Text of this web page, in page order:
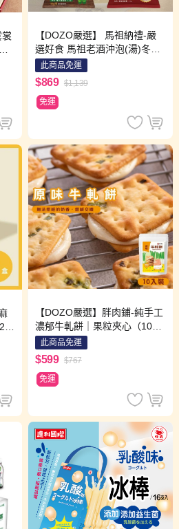
裳
【DOZO嚴選】 馬祖納禮-嚴
選好食 馬祖老酒沖泡(湯)冬粉
12包 / 組 (口味: 香菇肉燥x3包
+麻油薑x3包+剝皮辣椒雞x3包
+瑞穗柚香3包)
此商品免運
$869 $1,139
免運
【DOZO嚴選】胖肉鋪-純手工
濃郁牛軋餅｜果粒夾心（10入/
袋）x2袋組 （口味：原味牛奶
×1袋＋草莓×1袋）
此商品免運
$599 $767
免運